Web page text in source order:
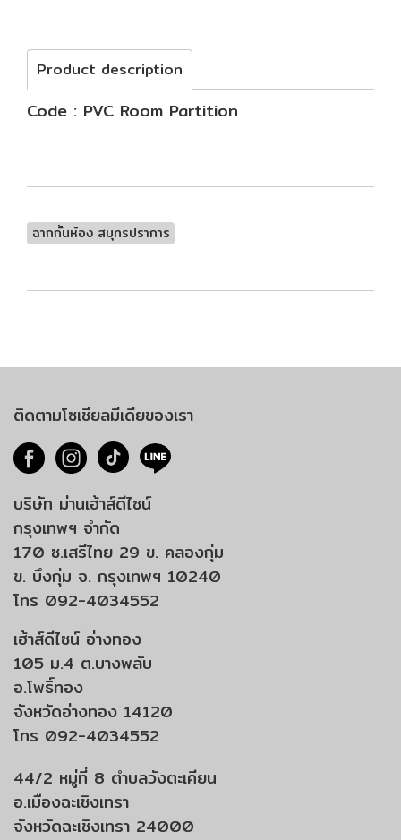
Product description
Code : PVC Room Partition
ฉากกั้นห้อง สมุทรปราการ
ติดตามโซเชียลมีเดียของเรา
บริษัท ม่านเฮ้าส์ดีไซน์
กรุงเทพฯ จำกัด
170 ซ.เสรีไทย 29 ข. คลองกุ่ม
ข. บึงกุ่ม จ. กรุงเทพฯ 10240
โทร 092-4034552
เฮ้าส์ดีไซน์ อ่างทอง
105 ม.4 ต.บางพลับ
อ.โพธิ์ทอง
จังหวัดอ่างทอง 14120
โทร 092-4034552
44/2 หมู่ที่ 8 ตำบลวังตะเคียน
อ.เมืองฉะเชิงเทรา
จังหวัดฉะเชิงเทรา 24000